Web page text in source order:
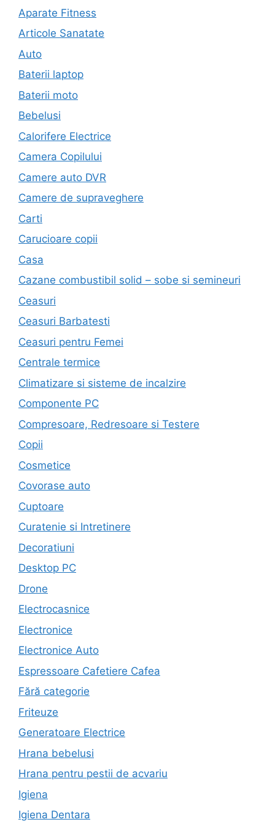
Aparate Fitness
Articole Sanatate
Auto
Baterii laptop
Baterii moto
Bebelusi
Calorifere Electrice
Camera Copilului
Camere auto DVR
Camere de supraveghere
Carti
Carucioare copii
Casa
Cazane combustibil solid – sobe si semineuri
Ceasuri
Ceasuri Barbatesti
Ceasuri pentru Femei
Centrale termice
Climatizare si sisteme de incalzire
Componente PC
Compresoare, Redresoare si Testere
Copii
Cosmetice
Covorase auto
Cuptoare
Curatenie si Intretinere
Decoratiuni
Desktop PC
Drone
Electrocasnice
Electronice
Electronice Auto
Espressoare Cafetiere Cafea
Fără categorie
Friteuze
Generatoare Electrice
Hrana bebelusi
Hrana pentru pestii de acvariu
Igiena
Igiena Dentara